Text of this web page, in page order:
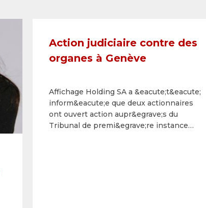
Action judiciaire contre des
organes à Genève
Affichage Holding SA a &eacute;t&eacute;
inform&eacute;e que deux actionnaires
ont ouvert action aupr&egrave;s du
Tribunal de premi&egrave;re instance